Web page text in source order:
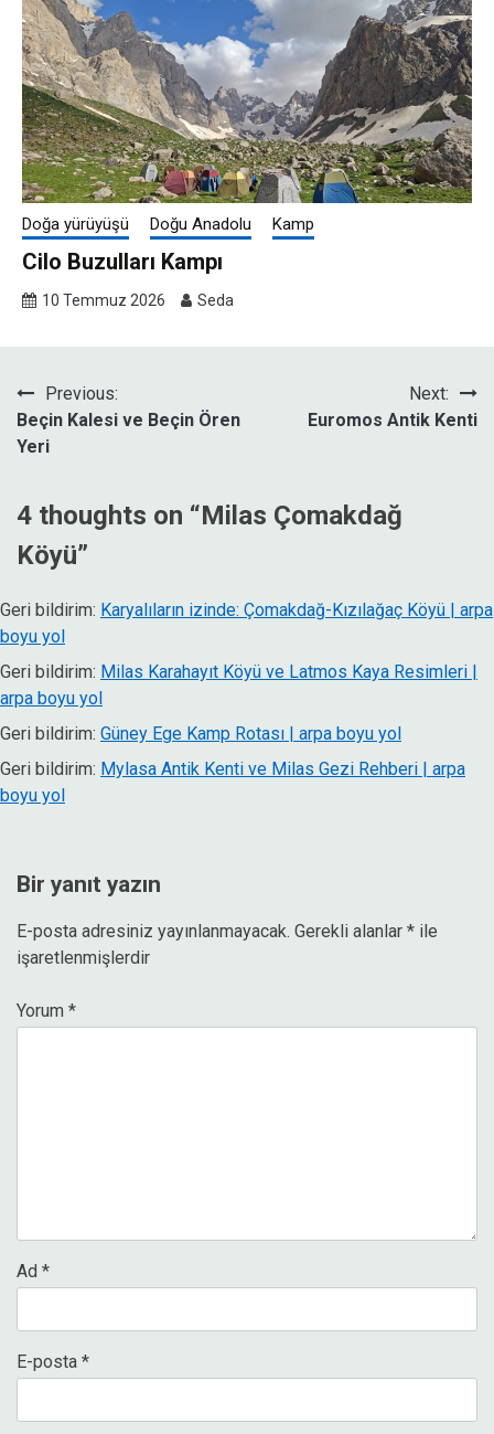
Doğa yürüyüşü Doğu Anadolu Kamp
Cilo Buzulları Kampı
10 Temmuz 2026 Seda
Yazı
gezinmesi
Previous:
Beçin Kalesi ve Beçin Ören
Yeri
Next:
Euromos Antik Kenti
4 thoughts on “Milas Çomakdağ
Köyü”
Geri bildirim: Karyalıların izinde: Çomakdağ-Kızılağaç Köyü | arpa
boyu yol
Geri bildirim: Milas Karahayıt Köyü ve Latmos Kaya Resimleri |
arpa boyu yol
Geri bildirim: Güney Ege Kamp Rotası | arpa boyu yol
Geri bildirim: Mylasa Antik Kenti ve Milas Gezi Rehberi | arpa
boyu yol
Bir yanıt yazın
E-posta adresiniz yayınlanmayacak. Gerekli alanlar * ile
işaretlenmişlerdir
Yorum *
Ad *
E-posta *